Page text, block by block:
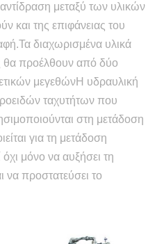
μεταξύ των υλικών
και της επιφάνειας του
διαχωρισμένα υλικά
θα προέλθουν από δύο
μεγεθώνΗ υδραυλική
ταχυτήτων που
στη μετάδοση
για τη μετάδοση
μόνο να αυξήσει τη
να προστατεύσει το